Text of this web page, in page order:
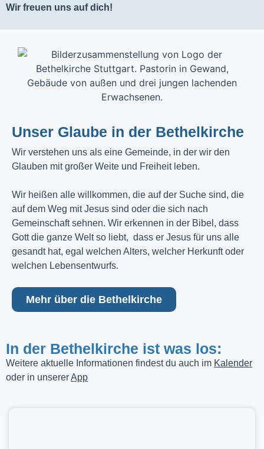
Wir freuen uns auf dich!
Unser Glaube in der Bethelkirche
Wir verstehen uns als eine Gemeinde, in der wir den
Glauben mit großer Weite und Freiheit leben.
Wir heißen alle willkommen, die auf der Suche sind, die
auf dem Weg mit Jesus sind oder die sich nach
Gemeinschaft sehnen. Wir erkennen in der Bibel, dass
Gott die ganze Welt so liebt, dass er Jesus für uns alle
gesandt hat, egal welchen Alters, welcher Herkunft oder
welchen Lebensentwurfs.
Mehr über die Bethelkirche
In der Bethelkirche ist was los:
Weitere aktuelle Informationen findest du auch im Kalender
oder in unsererApp